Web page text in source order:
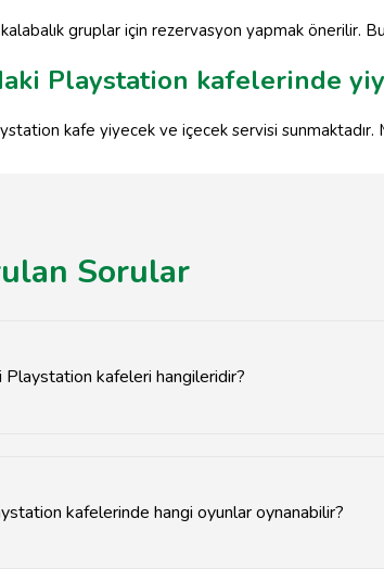
gruplar için rezervasyon yapmak önerilir.
Playstation kafelerinde
kafe yiyecek ve içecek servisi
Sorular
Playstation kafeleri hangileridir?
kafelerinde hangi oyunlar oynanabilir?